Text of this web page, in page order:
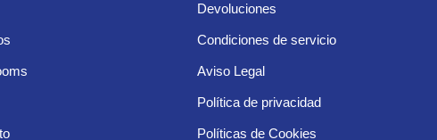
Devoluciones
Condiciones de servicio
Aviso Legal
Política de privacidad
Políticas de Cookies